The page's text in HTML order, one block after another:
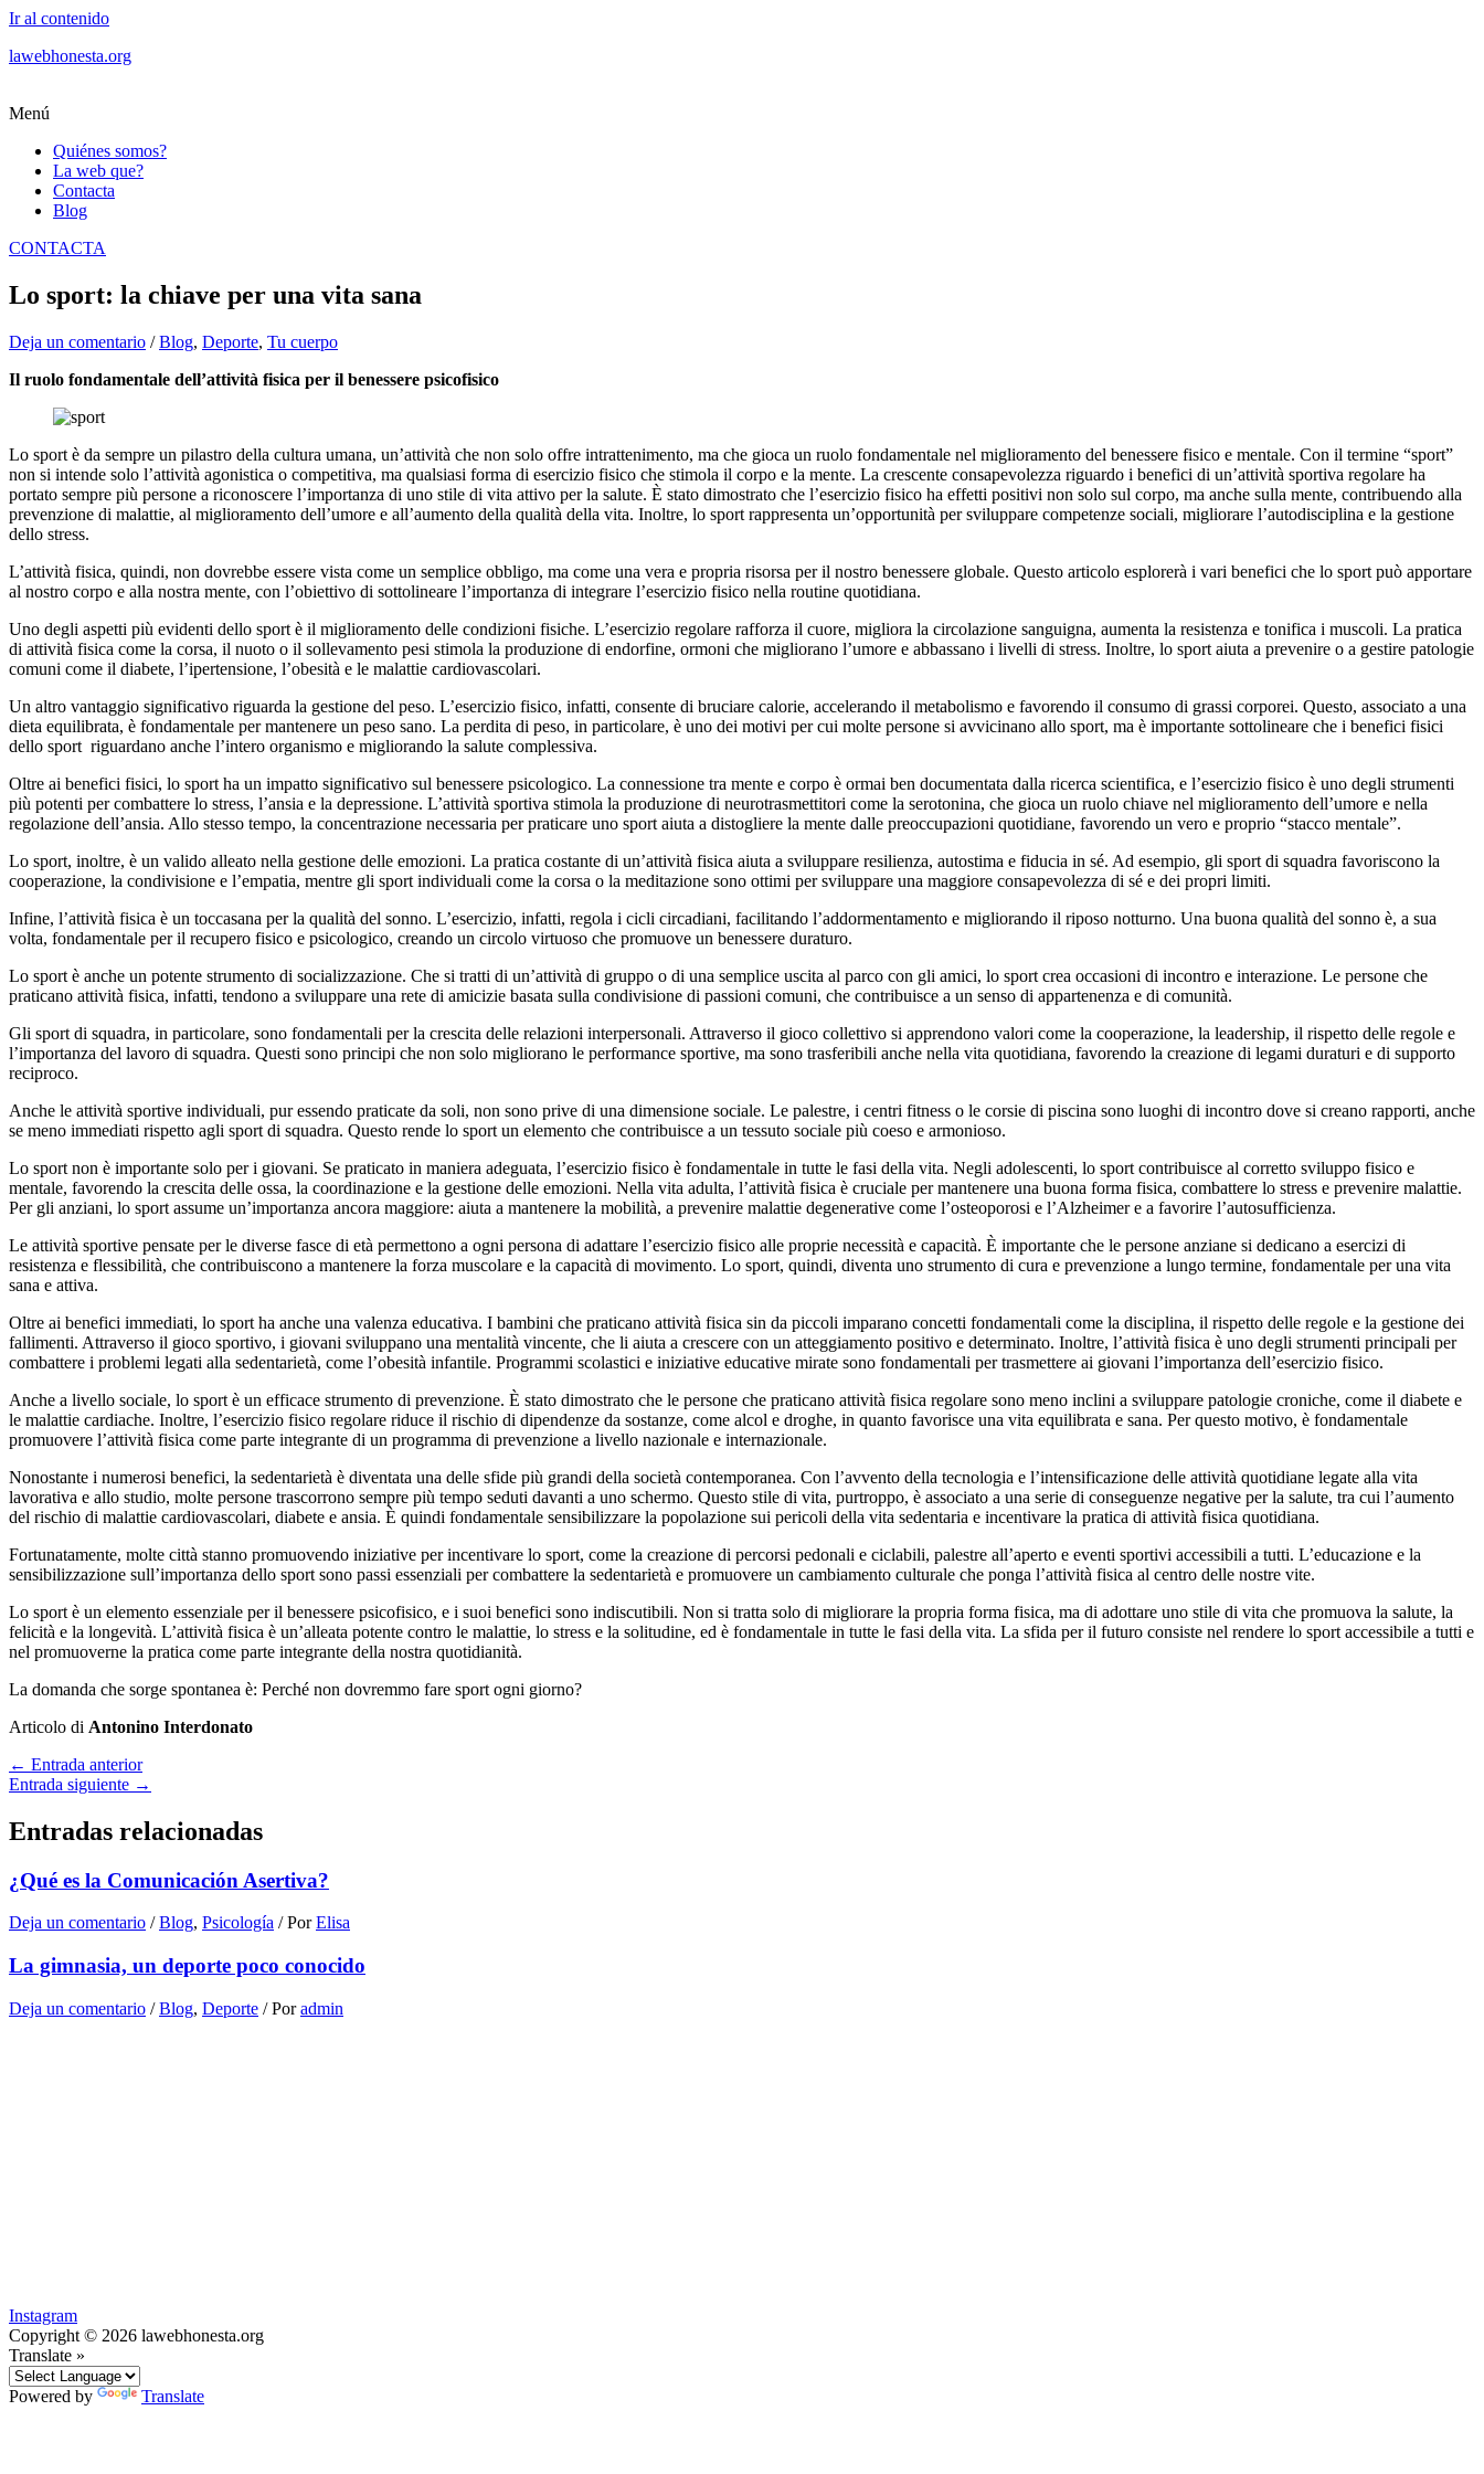
Ir al contenido
lawebhonesta.org
Menú
Quiénes somos?
La web que?
Contacta
Blog
CONTACTA
Lo sport: la chiave per una vita sana
Deja un comentario /Blog, Deporte, Tu cuerpo
Il ruolo fondamentale dell’attività fisica per il benessere psicofisico
Lo sport è da sempre un pilastro della cultura umana, un’attività che non solo offre intrattenimento, ma che gioca un ruolo fondamentale nel miglioramento del benessere fisico e mentale. Con il termine “sport”
non si intende solo l’attività agonistica o competitiva, ma qualsiasi forma di esercizio fisico che stimola il corpo e la mente. La crescente consapevolezza riguardo i benefici di un’attività sportiva regolare ha
portato sempre più persone a riconoscere l’importanza di uno stile di vita attivo per la salute. È stato dimostrato che l’esercizio fisico ha effetti positivi non solo sul corpo, ma anche sulla mente, contribuendo alla
prevenzione di malattie, al miglioramento dell’umore e all’aumento della qualità della vita. Inoltre, lo sport rappresenta un’opportunità per sviluppare competenze sociali, migliorare l’autodisciplina e la gestione
dello stress.
L’attività fisica, quindi, non dovrebbe essere vista come un semplice obbligo, ma come una vera e propria risorsa per il nostro benessere globale. Questo articolo esplorerà i vari benefici che lo sport può apportare
al nostro corpo e alla nostra mente, con l’obiettivo di sottolineare l’importanza di integrare l’esercizio fisico nella routine quotidiana.
Uno degli aspetti più evidenti dello sport è il miglioramento delle condizioni fisiche. L’esercizio regolare rafforza il cuore, migliora la circolazione sanguigna, aumenta la resistenza e tonifica i muscoli. La pratica
di attività fisica come la corsa, il nuoto o il sollevamento pesi stimola la produzione di endorfine, ormoni che migliorano l’umore e abbassano i livelli di stress. Inoltre, lo sport aiuta a prevenire o a gestire patologie
comuni come il diabete, l’ipertensione, l’obesità e le malattie cardiovascolari.
Un altro vantaggio significativo riguarda la gestione del peso. L’esercizio fisico, infatti, consente di bruciare calorie, accelerando il metabolismo e favorendo il consumo di grassi corporei. Questo, associato a una
dieta equilibrata, è fondamentale per mantenere un peso sano. La perdita di peso, in particolare, è uno dei motivi per cui molte persone si avvicinano allo sport, ma è importante sottolineare che i benefici fisici
dello sport riguardano anche l’intero organismo e migliorando la salute complessiva.
Oltre ai benefici fisici, lo sport ha un impatto significativo sul benessere psicologico. La connessione tra mente e corpo è ormai ben documentata dalla ricerca scientifica, e l’esercizio fisico è uno degli strumenti
più potenti per combattere lo stress, l’ansia e la depressione. L’attività sportiva stimola la produzione di neurotrasmettitori come la serotonina, che gioca un ruolo chiave nel miglioramento dell’umore e nella
regolazione dell’ansia. Allo stesso tempo, la concentrazione necessaria per praticare uno sport aiuta a distogliere la mente dalle preoccupazioni quotidiane, favorendo un vero e proprio “stacco mentale”.
Lo sport, inoltre, è un valido alleato nella gestione delle emozioni. La pratica costante di un’attività fisica aiuta a sviluppare resilienza, autostima e fiducia in sé. Ad esempio, gli sport di squadra favoriscono la
cooperazione, la condivisione e l’empatia, mentre gli sport individuali come la corsa o la meditazione sono ottimi per sviluppare una maggiore consapevolezza di sé e dei propri limiti.
Infine, l’attività fisica è un toccasana per la qualità del sonno. L’esercizio, infatti, regola i cicli circadiani, facilitando l’addormentamento e migliorando il riposo notturno. Una buona qualità del sonno è, a sua
volta, fondamentale per il recupero fisico e psicologico, creando un circolo virtuoso che promuove un benessere duraturo.
Lo sport è anche un potente strumento di socializzazione. Che si tratti di un’attività di gruppo o di una semplice uscita al parco con gli amici, lo sport crea occasioni di incontro e interazione. Le persone che
praticano attività fisica, infatti, tendono a sviluppare una rete di amicizie basata sulla condivisione di passioni comuni, che contribuisce a un senso di appartenenza e di comunità.
Gli sport di squadra, in particolare, sono fondamentali per la crescita delle relazioni interpersonali. Attraverso il gioco collettivo si apprendono valori come la cooperazione, la leadership, il rispetto delle regole e
l’importanza del lavoro di squadra. Questi sono principi che non solo migliorano le performance sportive, ma sono trasferibili anche nella vita quotidiana, favorendo la creazione di legami duraturi e di supporto
reciproco.
Anche le attività sportive individuali, pur essendo praticate da soli, non sono prive di una dimensione sociale. Le palestre, i centri fitness o le corsie di piscina sono luoghi di incontro dove si creano rapporti, anche
se meno immediati rispetto agli sport di squadra. Questo rende lo sport un elemento che contribuisce a un tessuto sociale più coeso e armonioso.
Lo sport non è importante solo per i giovani. Se praticato in maniera adeguata, l’esercizio fisico è fondamentale in tutte le fasi della vita. Negli adolescenti, lo sport contribuisce al corretto sviluppo fisico e
mentale, favorendo la crescita delle ossa, la coordinazione e la gestione delle emozioni. Nella vita adulta, l’attività fisica è cruciale per mantenere una buona forma fisica, combattere lo stress e prevenire malattie.
Per gli anziani, lo sport assume un’importanza ancora maggiore: aiuta a mantenere la mobilità, a prevenire malattie degenerative come l’osteoporosi e l’Alzheimer e a favorire l’autosufficienza.
Le attività sportive pensate per le diverse fasce di età permettono a ogni persona di adattare l’esercizio fisico alle proprie necessità e capacità. È importante che le persone anziane si dedicano a esercizi di
resistenza e flessibilità, che contribuiscono a mantenere la forza muscolare e la capacità di movimento. Lo sport, quindi, diventa uno strumento di cura e prevenzione a lungo termine, fondamentale per una vita
sana e attiva.
Oltre ai benefici immediati, lo sport ha anche una valenza educativa. I bambini che praticano attività fisica sin da piccoli imparano concetti fondamentali come la disciplina, il rispetto delle regole e la gestione dei
fallimenti. Attraverso il gioco sportivo, i giovani sviluppano una mentalità vincente, che li aiuta a crescere con un atteggiamento positivo e determinato. Inoltre, l’attività fisica è uno degli strumenti principali per
combattere i problemi legati alla sedentarietà, come l’obesità infantile. Programmi scolastici e iniziative educative mirate sono fondamentali per trasmettere ai giovani l’importanza dell’esercizio fisico.
Anche a livello sociale, lo sport è un efficace strumento di prevenzione. È stato dimostrato che le persone che praticano attività fisica regolare sono meno inclini a sviluppare patologie croniche, come il diabete e
le malattie cardiache. Inoltre, l’esercizio fisico regolare riduce il rischio di dipendenze da sostanze, come alcol e droghe, in quanto favorisce una vita equilibrata e sana. Per questo motivo, è fondamentale
promuovere l’attività fisica come parte integrante di un programma di prevenzione a livello nazionale e internazionale.
Nonostante i numerosi benefici, la sedentarietà è diventata una delle sfide più grandi della società contemporanea. Con l’avvento della tecnologia e l’intensificazione delle attività quotidiane legate alla vita
lavorativa e allo studio, molte persone trascorrono sempre più tempo seduti davanti a uno schermo. Questo stile di vita, purtroppo, è associato a una serie di conseguenze negative per la salute, tra cui l’aumento
del rischio di malattie cardiovascolari, diabete e ansia. È quindi fondamentale sensibilizzare la popolazione sui pericoli della vita sedentaria e incentivare la pratica di attività fisica quotidiana.
Fortunatamente, molte città stanno promuovendo iniziative per incentivare lo sport, come la creazione di percorsi pedonali e ciclabili, palestre all’aperto e eventi sportivi accessibili a tutti. L’educazione e la
sensibilizzazione sull’importanza dello sport sono passi essenziali per combattere la sedentarietà e promuovere un cambiamento culturale che ponga l’attività fisica al centro delle nostre vite.
Lo sport è un elemento essenziale per il benessere psicofisico, e i suoi benefici sono indiscutibili. Non si tratta solo di migliorare la propria forma fisica, ma di adottare uno stile di vita che promuova la salute, la
felicità e la longevità. L’attività fisica è un’alleata potente contro le malattie, lo stress e la solitudine, ed è fondamentale in tutte le fasi della vita. La sfida per il futuro consiste nel rendere lo sport accessibile a tutti e
nel promuoverne la pratica come parte integrante della nostra quotidianità.
La domanda che sorge spontanea è: Perché non dovremmo fare sport ogni giorno?
Articolo di Antonino Interdonato
← Entrada anterior
Entrada siguiente →
Entradas relacionadas
¿Qué es la Comunicación Asertiva?
Deja un comentario /Blog, Psicología / PorElisa
La gimnasia, un deporte poco conocido
Deja un comentario /Blog, Deporte / Poradmin
Instagram
Copyright © 2026 lawebhonesta.org
Translate »
Powered by Translate